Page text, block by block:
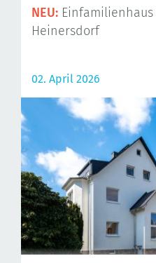
NEU:
Heinersdorf
02. April 2026